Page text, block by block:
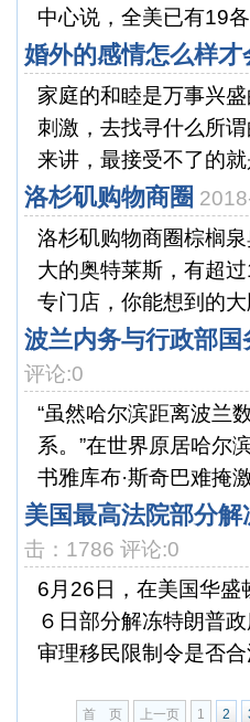
中心说，全美已有19
婚外的感情怎么样才
家庭的和睦是万事兴
刺激，去找寻什么所
来讲，最接受不了的
洛杉矶购物商圈
洛杉矶购物商圈棕榈
大的奥特莱斯，有超
专门店，你能想到的大
波兰内务与行政部国
评论:0
“虽然哈尔滨距离波兰
系。”在世界原居哈尔
书雅库布·斯奇巴难
美国最高法院部分
击：1786 评论:0
6月26日，在美国华
６日部分解冻特朗普
审理移民限制令是否
首 页 上一页 1 2